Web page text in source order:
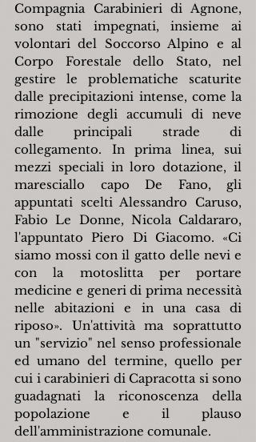
Compagnia Carabinieri di Agnone,
sono stati impegnati, insieme ai
volontari del Soccorso Alpino e al
Corpo Forestale dello Stato, nel
gestire le problematiche scaturite
dalle precipitazioni intense, come la
rimozione degli accumuli di neve
dalle principali strade di
collegamento. In prima linea, sui
mezzi speciali in loro dotazione, il
maresciallo capo De Fano, gli
appuntati scelti Alessandro Caruso,
Fabio Le Donne, Nicola Caldararo,
l'appuntato Piero Di Giacomo. «Ci
siamo mossi con il gatto delle nevi e
con la motoslitta per portare
medicine e generi di prima necessità
nelle abitazioni e in una casa di
riposo». Un'attività ma soprattutto
un "servizio" nel senso professionale
ed umano del termine, quello per
cui i carabinieri di Capracotta si sono
guadagnati la riconoscenza della
popolazione e il plauso
dell'amministrazione comunale.